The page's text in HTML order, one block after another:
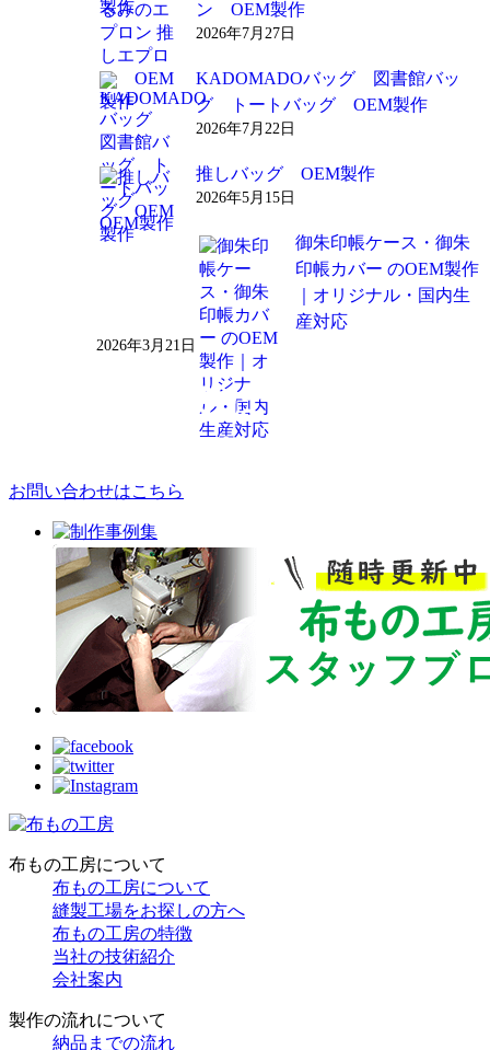
ン OEM製作
2026年7月27日
KADOMADOバッグ 図書館バッ
グ トートバッグ OEM製作
2026年7月22日
推しバッグ OEM製作
2026年5月15日
御朱印帳ケース・御朱
印帳カバー のOEM製作
｜オリジナル・国内生
産対応
2026年3月21日
お問い合わせはこちら
布もの工房について
布もの工房について
縫製工場をお探しの方へ
布もの工房の特徴
当社の技術紹介
会社案内
製作の流れについて
納品までの流れ